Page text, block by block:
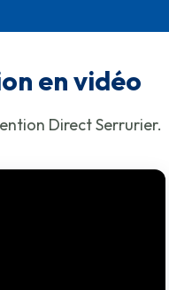
en vidéo
Direct Serrurier.